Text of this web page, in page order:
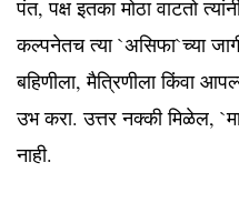
पंत, पक्ष इतका मोठा वाटतो
कल्पनेतच त्या `असिफा`च्या
बहिणीला, मैत्रिणीला किंवा
उभ करा. उत्तर नक्की मिळेल,
नाही.